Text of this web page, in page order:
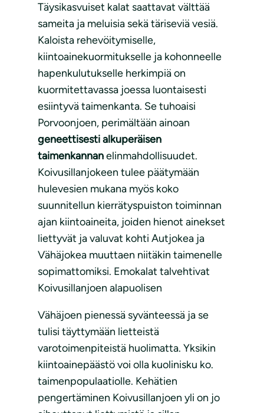
Täysikasvuiset kalat saattavat välttää
sameita ja meluisia sekä täriseviä vesiä.
Kaloista rehevöitymiselle,
kiintoainekuormitukselle ja kohonneelle
hapenkulutukselle herkimpiä on
kuormitettavassa joessa luontaisesti
esiintyvä taimenkanta. Se tuhoaisi
Porvoonjoen, perimältään ainoan
geneettisesti alkuperäisen
taimenkannanelinmahdollisuudet.
Koivusillanjokeen tulee päätymään
hulevesien mukana myös koko
suunnitellun kierrätyspuiston toiminnan
ajan kiintoaineita, joiden hienot ainekset
liettyvät ja valuvat kohti Autjokea ja
Vähäjokea muuttaen niitäkin taimenelle
sopimattomiksi. Emokalat talvehtivat
Koivusillanjoen alapuolisen
Vähäjoen pienessä syvänteessä ja se
tulisi täyttymään lietteistä
varotoimenpiteistä huolimatta. Yksikin
kiintoainepäästö voi olla kuolinisku ko.
taimenpopulaatiolle. Kehätien
pengertäminen Koivusillanjoen yli on jo